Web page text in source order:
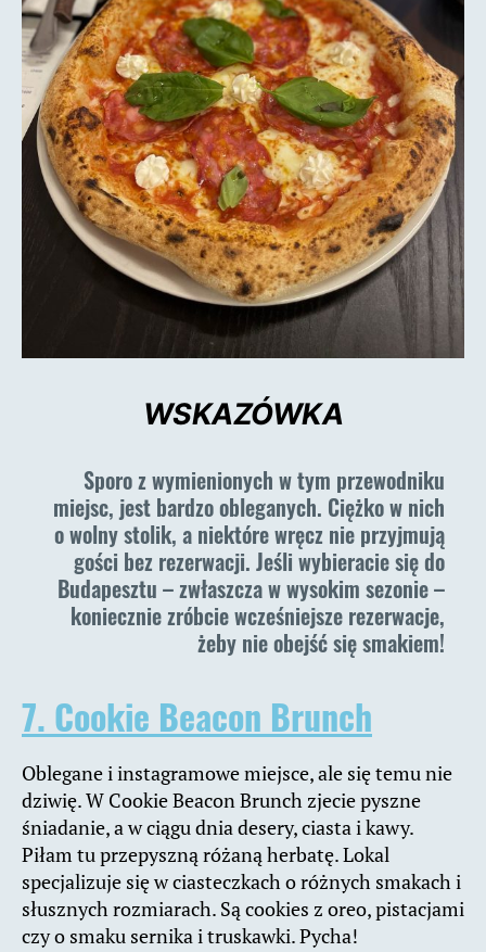
WSKAZÓWKA
Sporo z wymienionych w tym przewodniku
miejsc, jest bardzo obleganych. Ciężko w nich
o wolny stolik, a niektóre wręcz nie przyjmują
gości bez rezerwacji. Jeśli wybieracie się do
Budapesztu – zwłaszcza w wysokim sezonie –
koniecznie zróbcie wcześniejsze rezerwacje,
żeby nie obejść się smakiem!
7. Cookie Beacon Brunch
Oblegane i instagramowe miejsce, ale się temu nie
dziwię. W Cookie Beacon Brunch zjecie pyszne
śniadanie, a w ciągu dnia desery, ciasta i kawy.
Piłam tu przepyszną różaną herbatę. Lokal
specjalizuje się w ciasteczkach o różnych smakach i
słusznych rozmiarach. Są cookies z oreo, pistacjami
czy o smaku sernika i truskawki. Pycha!